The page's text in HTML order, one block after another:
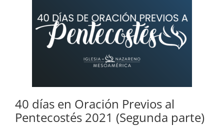
40 días en Oración Previos al
Pentecostés 2021 (Segunda parte)